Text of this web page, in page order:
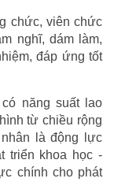
chức, viên chức
nghĩ, dám làm,
đáp ứng tốt
năng suất lao
từ chiều rộng
là động lực
triển khoa học -
chính cho phát